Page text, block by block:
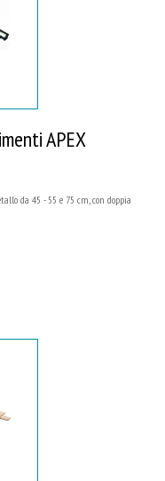
APEX
da 45 - 55 e 75 cm, con doppia